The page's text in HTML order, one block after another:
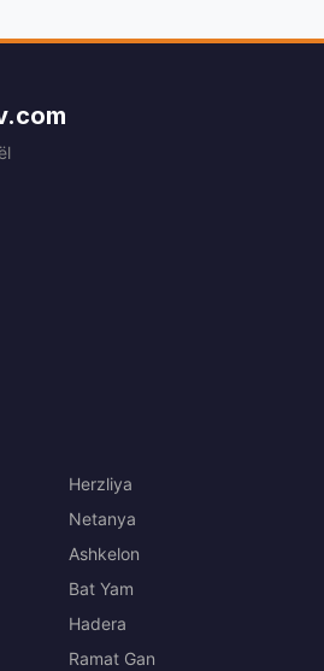
Herzliya
Netanya
Ashkelon
Bat Yam
Hadera
Ramat Gan